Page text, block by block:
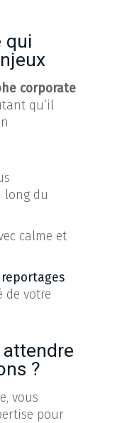
qui
corporate
qu’il
du
calme et
reportages
de votre
?
vous
pour